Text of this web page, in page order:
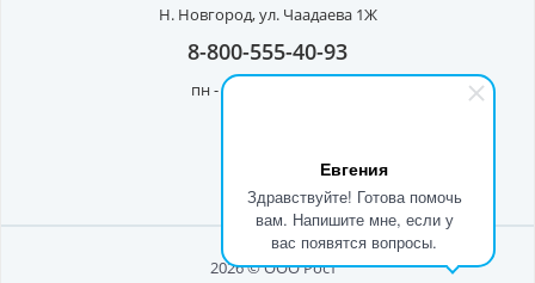
Евгения
Здравствуйте! Готова помочь
вам. Напишите мне, если у
вас появятся вопросы.
Н. Новгород,ул. Чаадаева 1Ж
8-800-555-40-93
пн - пт с 8:00 до 17:00
2026 © ООО Рост"